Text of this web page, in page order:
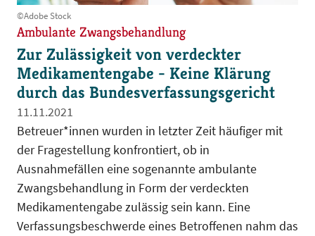
©Adobe Stock
Ambulante Zwangsbehandlung
Zur Zulässigkeit von verdeckter
Medikamentengabe - Keine Klärung
durch das Bundesverfassungsgericht
11.11.2021
Betreuer*innen wurden in letzter Zeit häufiger mit
der Fragestellung konfrontiert, ob in
Ausnahmefällen eine sogenannte ambulante
Zwangsbehandlung in Form der verdeckten
Medikamentengabe zulässig sein kann. Eine
Verfassungsbeschwerde eines Betroffenen nahm das